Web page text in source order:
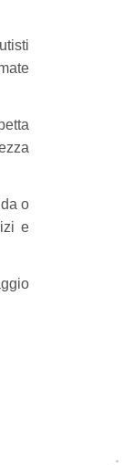
o
e